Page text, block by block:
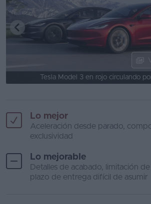
Tesla Model 3 en rojo circulando
Lo mejor
Aceleración desde parado,
exclusividad
Lo mejorable
Detalles de acabado, limitación
plazo de entrega difícil de asumir